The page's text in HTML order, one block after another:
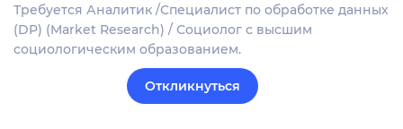
Требуется Аналитик /Специалист по обработке данных
(DP) (Market Research) / Социолог с высшим
социологическим образованием.
Откликнуться